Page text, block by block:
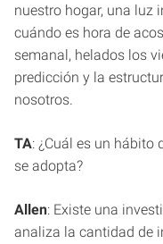
nuestro hogar, una luz
cuándo es hora de
semanal, helados los
predicción y la
nosotros.
TA: ¿Cuál es un hábito
se adopta?
Allen: Existe una
analiza la cantidad de